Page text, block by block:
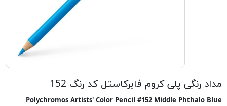
مداد رنگی پلی کروم فابرکاستل کد رنگ 152
Polychromos Artists' Color Pencil #152 Middle Phthalo Blue